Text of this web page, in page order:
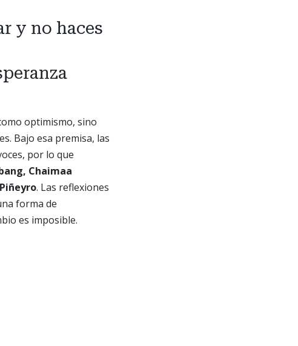
y no haces
optimismo, sino
Bajo esa premisa, las
por lo que
Chaimaa
. Las reflexiones
forma de
es imposible.